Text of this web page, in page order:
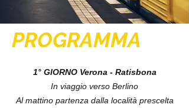
PROGRAMMA
1° GIORNO Verona - Ratisbona
In viaggio verso Berlino
Al mattino partenza dalla località prescelta